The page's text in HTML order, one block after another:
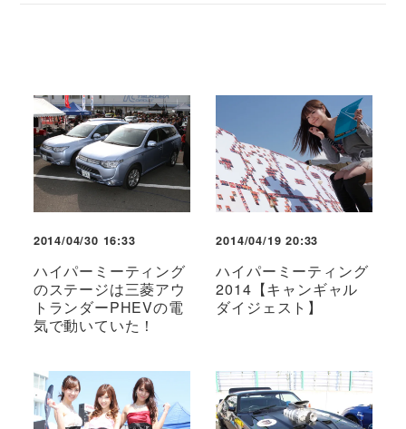
2014/04/30 16:33
ハイパーミーティング
のステージは三菱アウ
トランダーPHEVの電
気で動いていた！
2014/04/19 20:33
ハイパーミーティング
2014【キャンギャル
ダイジェスト】